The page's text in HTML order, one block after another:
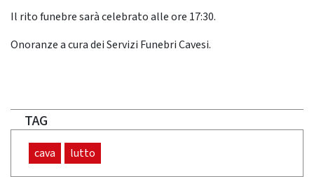
Il rito funebre sarà celebrato alle ore 17:30.
Onoranze a cura dei Servizi Funebri Cavesi.
TAG
cava lutto